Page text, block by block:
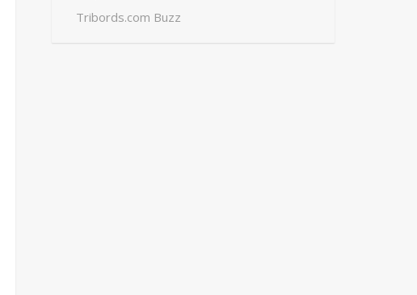
Tribords.com Buzz